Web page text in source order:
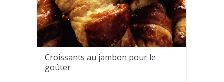
0 comments
Croissants au jambon pour le
goûter